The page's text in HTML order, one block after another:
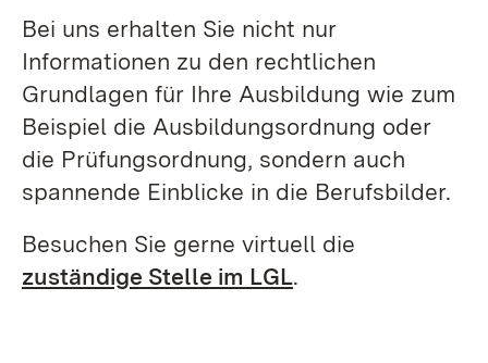
Bei uns erhalten Sie nicht nur
Informationen zu den rechtlichen
Grundlagen für Ihre Ausbildung wie zum
Beispiel die Ausbildungsordnung oder
die Prüfungsordnung, sondern auch
spannende Einblicke in die Berufsbilder.
Besuchen Sie gerne virtuell die
zuständige Stelle im LGL.